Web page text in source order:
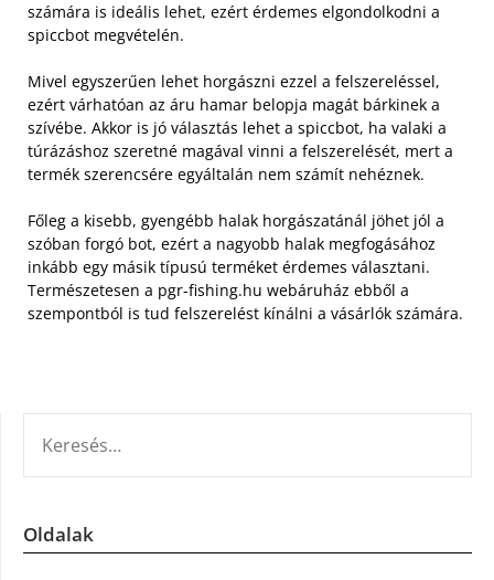
számára is ideális lehet, ezért érdemes elgondolkodni a
spiccbot megvételén.
Mivel egyszerűen lehet horgászni ezzel a felszereléssel,
ezért várhatóan az áru hamar belopja magát bárkinek a
szívébe. Akkor is jó választás lehet a spiccbot, ha valaki a
túrázáshoz szeretné magával vinni a felszerelését, mert a
termék szerencsére egyáltalán nem számít nehéznek.
Főleg a kisebb, gyengébb halak horgászatánál jöhet jól a
szóban forgó bot, ezért a nagyobb halak megfogásához
inkább egy másik típusú terméket érdemes választani.
Természetesen a pgr-fishing.hu webáruház ebből a
szempontból is tud felszerelést kínálni a vásárlók számára.
Oldalak